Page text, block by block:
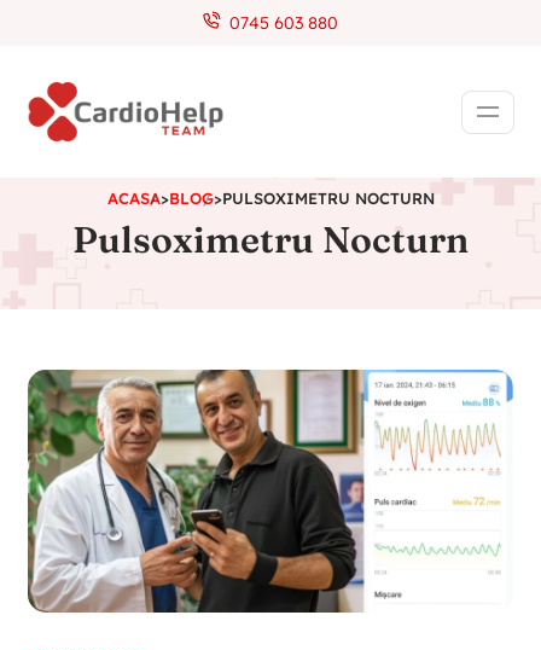
0745 603 880
ACASA>BLOG>PULSOXIMETRU NOCTURN
Pulsoximetru Nocturn